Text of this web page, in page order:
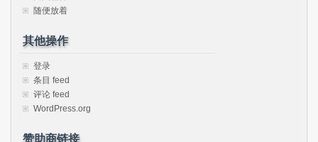
随便放着
其他操作
登录
条目 feed
评论 feed
WordPress.org
赞助商链接